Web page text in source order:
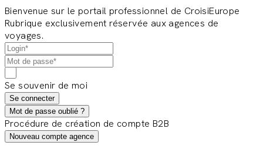
Bienvenue sur le portail professionnel de CroisiEurope
Rubrique exclusivement réservée aux agences de
voyages.
Se souvenir de moi
Se connecter
Mot de passe oublié ?
Procédure de création de compte B2B
Nouveau compte agence